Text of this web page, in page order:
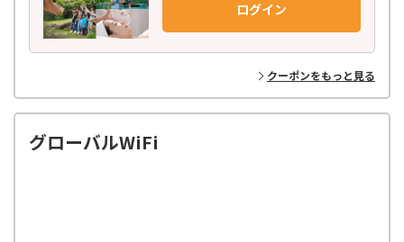
お客様に寄り添ったきめ細やかなサポート体制で安心してご参加いただ
けます。
ベルトラのバイヤーが世界中を飛び回り、現地パートナーと
丁寧に作り上げた高品質のアクティビティだけをラインナップ！
お客様からのフィードバックをもとに、最新トレンドや
多種多様なニーズに応えるオリジナルプランを企画・開発し、お届けし
ています。
ログイン
クーポンをもっと見る
グローバルWiFi